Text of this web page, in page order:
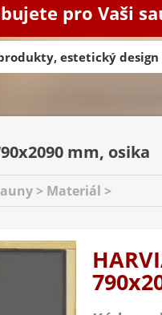
pro Vaši
estetický design
mm, osika
> Materiál >